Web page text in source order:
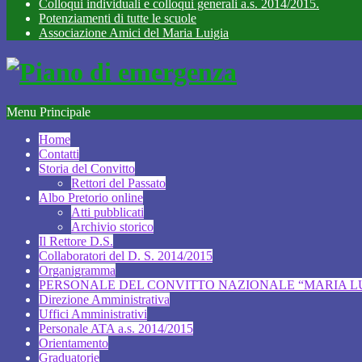
Colloqui individuali e colloqui generali a.s. 2014/2015.
Potenziamenti di tutte le scuole
Associazione Amici del Maria Luigia
Menu Principale
Home
Contatti
Storia del Convitto
Rettori del Passato
Albo Pretorio online
Atti pubblicati
Archivio storico
Il Rettore D.S.
Collaboratori del D. S. 2014/2015
Organigramma
PERSONALE DEL CONVITTO NAZIONALE “MARIA
Direzione Amministrativa
Uffici Amministrativi
Personale ATA a.s. 2014/2015
Orientamento
Graduatorie